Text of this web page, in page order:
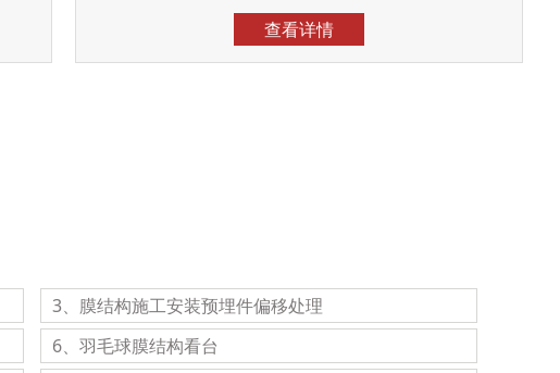
查看详情
3、膜结构施工安装预埋件偏移处理
6、羽毛球膜结构看台